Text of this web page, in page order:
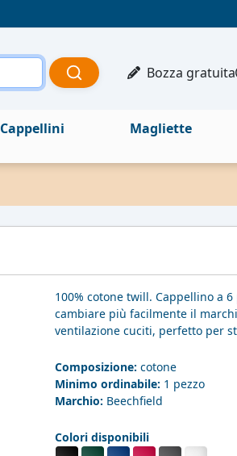
Bozza gratuita
Cappellini Magliette
100% cotone twill. Cappellino a
cambiare più facilmente il
ventilazione cuciti, perfetto per
Composizione: cotone
Minimo ordinabile: 1 pezzo
Marchio: Beechfield
Colori disponibili